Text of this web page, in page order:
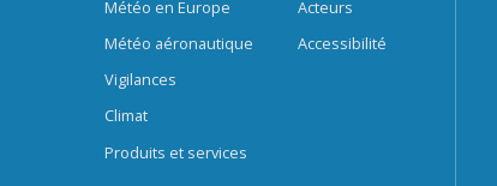
Météo en Europe
Météo aéronautique
Vigilances
Climat
Produits et services
Acteurs
Accessibilité